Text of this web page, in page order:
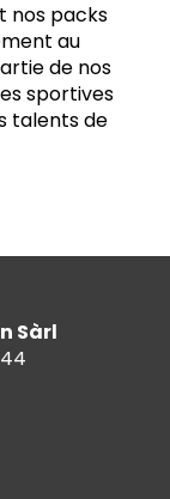
nos packs
au
de nos
sportives
talents de
Sàrl